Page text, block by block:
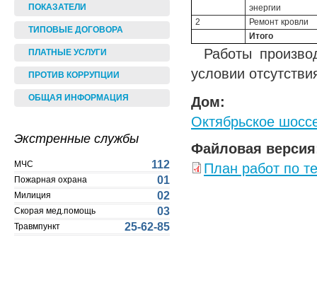
ПОКАЗАТЕЛИ
ТИПОВЫЕ ДОГОВОРА
ПЛАТНЫЕ УСЛУГИ
ПРОТИВ КОРРУПЦИИ
ОБЩАЯ ИНФОРМАЦИЯ
Экстренные службы
МЧС 112
Пожарная охрана 01
Милиция 02
Скорая мед.помощь 03
Травмпункт 25-62-85
энергии
2
Ремонт кровли
Итого
Работы
условии
Дом:
Октябрьское
Файловая
План работ по